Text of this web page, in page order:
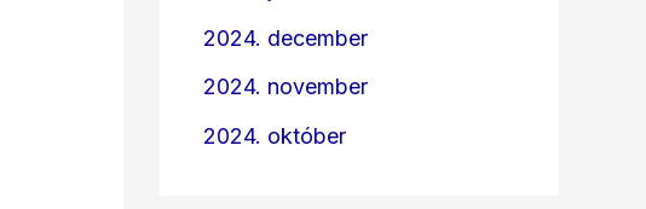
2024. december
2024. november
2024. október